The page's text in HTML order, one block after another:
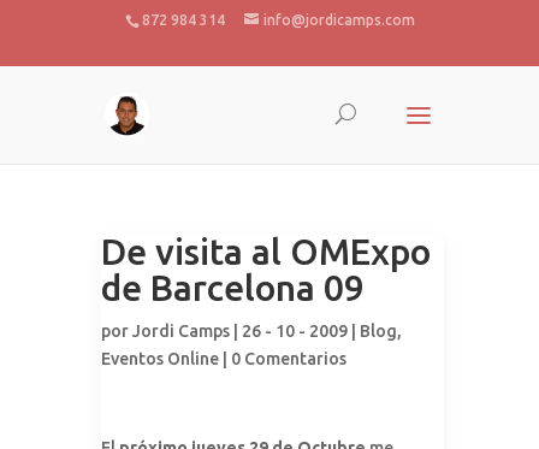
872 984 314 info@jordicamps.com
De visita al OMExpo
de Barcelona 09
porJordi Camps | 26 - 10 - 2009 | Blog,
Eventos Online
0 Comentarios